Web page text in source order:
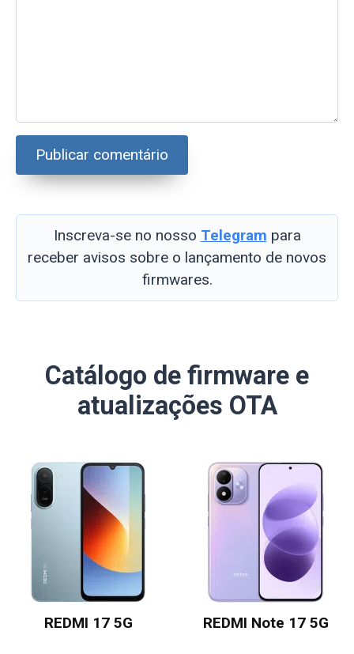
Inscreva-se no nosso Telegram para
receber avisos sobre o lançamento de novos
firmwares.
Catálogo de firmware e
atualizações OTA
REDMI 17 5G REDMI Note 17 5G